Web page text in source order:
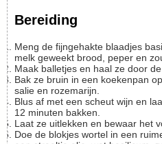
Bereiding
Meng de fijngehakte blaadjes basilicum en rozemarijn met in
melk geweekt brood, peper en
Maak balletjes en haal ze door
Bak ze bruin in een koekenpan op hoog vuur, in wat olie met
salie en rozemarijn.
Blus af met een scheut wijn en laat de gehaktballetjes in totaal
12 minuten bakken.
Laat ze uitlekken en bewaar het
Doe de blokjes wortel in een ruime pan met dikke bodem, met